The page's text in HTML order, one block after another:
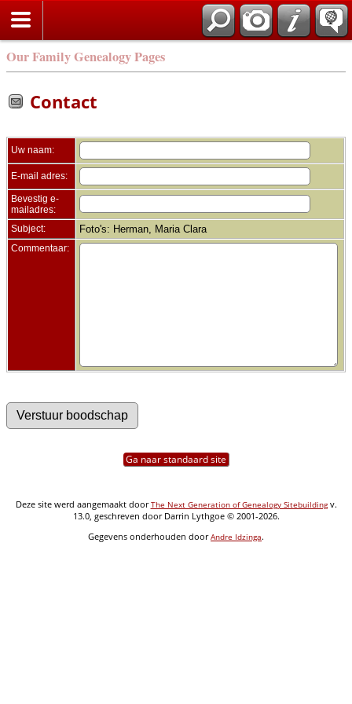
Our Family Genealogy Pages
Contact
Uw naam:
E-mail adres:
Bevestig e-
mailadres:
Subject:
Foto's: Herman, Maria Clara
Commentaar:
Ga naar standaard site
Deze site werd aangemaakt doorThe Next Generation of Genealogy Sitebuildingv.
13.0, geschreven door Darrin Lythgoe © 2001-2026.
Gegevens onderhouden doorAndre Idzinga.